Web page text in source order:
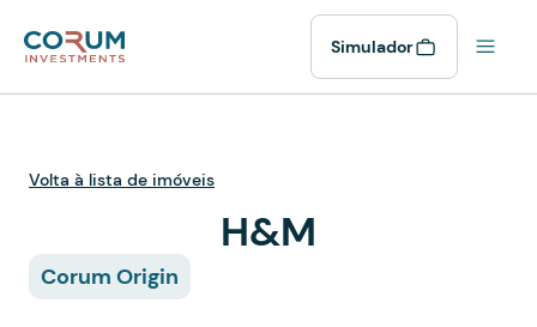
Simulador
Volta à lista de imóveis
H&M
Corum Origin